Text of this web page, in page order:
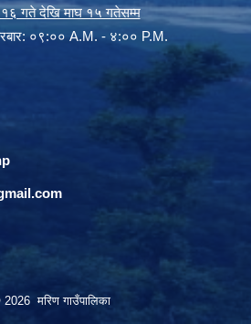
१६ गते देखि माघ १५ गतेसम्म
०९:०० A.M. - ४:०० P.M.
मरिण गाउँपालिका